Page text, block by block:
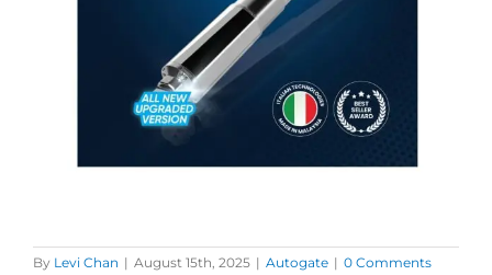
By Levi Chan | August 15th, 2025 | Autogate | 0 Comments